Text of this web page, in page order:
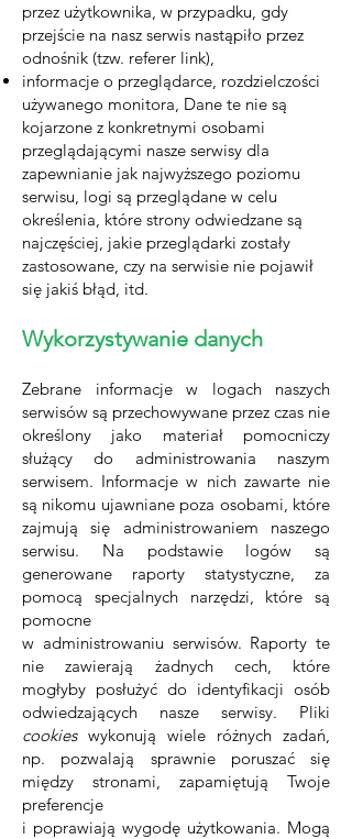
przez użytkownika, w przypadku, gdy
przejście na nasz serwis nastąpiło przez
odnośnik (tzw. referer link),
informacje o przeglądarce, rozdzielczości
używanego monitora, Dane te nie są
kojarzone z konkretnymi osobami
przeglądającymi nasze serwisy dla
zapewnianie jak najwyższego poziomu
serwisu, logi są przeglądane w celu
określenia, które strony odwiedzane są
najczęściej, jakie przeglądarki zostały
zastosowane, czy na serwisie nie pojawił
się jakiś błąd, itd.
Wykorzystywanie danych
Zebrane informacje w logach naszych
serwisów są przechowywane przez czas nie
określony jako materiał pomocniczy
służący do administrowania naszym
serwisem. Informacje w nich zawarte nie
są nikomu ujawniane poza osobami, które
zajmują się administrowaniem naszego
serwisu. Na podstawie logów są
generowane raporty statystyczne, za
pomocą specjalnych narzędzi, które są
pomocne
w administrowaniu serwisów. Raporty te
nie zawierają żadnych cech, które
mogłyby posłużyć do identyfikacji osób
odwiedzających nasze serwisy. Pliki
cookies wykonują wiele różnych zadań,
np. pozwalają sprawnie poruszać się
między stronami, zapamiętują Twoje
preferencje
i poprawiają wygodę użytkowania. Mogą